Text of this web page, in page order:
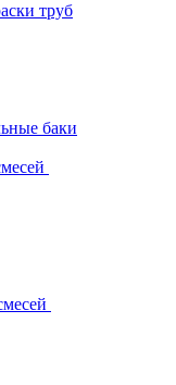
труб
баки